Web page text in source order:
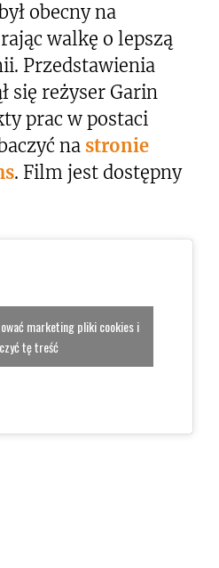
obecny na
walkę o lepszą
Przedstawienia
się reżyser Garin
prac w postaci
na stronie
. Film jest dostępny
marketing pliki cookies i
tę treść